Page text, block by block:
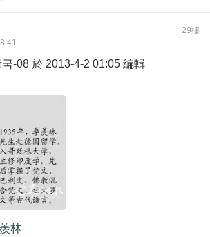
29樓
-08 於 2013-4-2 01:05 編輯
林